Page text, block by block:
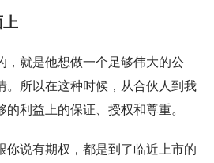
，就是他想做一个足够伟大的公
。所以在这种时候，从合伙人到我
利益上的保证、授权和尊重。
你说有期权，都是到了临近上市的